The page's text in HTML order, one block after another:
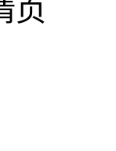
页